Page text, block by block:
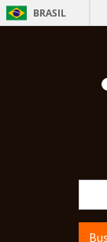
Pular para o
BRASIL